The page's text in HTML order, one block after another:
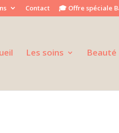
Contact 🎓 Offre spéciale
Les soins Beauté